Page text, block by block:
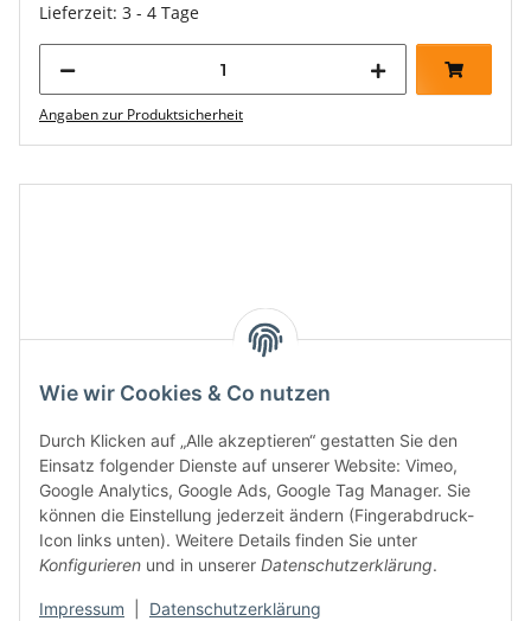
Wie wir Cookies & Co nutzen
Durch Klicken auf „Alle akzeptieren“ gestatten Sie den
Einsatz folgender Dienste auf unserer Website: Vimeo,
Google Analytics, Google Ads, Google Tag Manager. Sie
können die Einstellung jederzeit ändern (Fingerabdruck-
Icon links unten). Weitere Details finden Sie unter
Konfigurieren und in unserer Datenschutzerklärung.
Impressum Datenschutzerklärung
Lieferzeit: 3 - 4 Tage
Angaben zur Produktsicherheit